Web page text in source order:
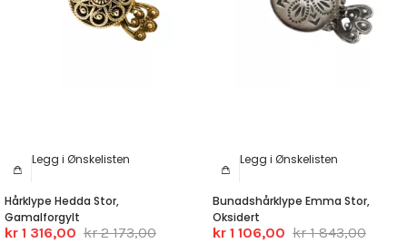
Legg i Ønskelisten
Hårklype Hedda Stor,
Gamalforgylt
kr 1 316,00 kr 2 173,00
Legg i Ønskelisten
Bunadshårklype Emma Stor,
Oksidert
kr 1 106,00 kr 1 843,00